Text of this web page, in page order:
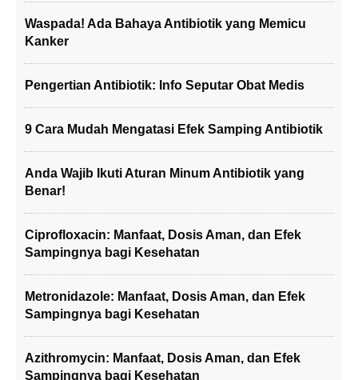
Waspada! Ada Bahaya Antibiotik yang Memicu
Kanker
Pengertian Antibiotik: Info Seputar Obat Medis
9 Cara Mudah Mengatasi Efek Samping Antibiotik
Anda Wajib Ikuti Aturan Minum Antibiotik yang
Benar!
Ciprofloxacin: Manfaat, Dosis Aman, dan Efek
Sampingnya bagi Kesehatan
Metronidazole: Manfaat, Dosis Aman, dan Efek
Sampingnya bagi Kesehatan
Azithromycin: Manfaat, Dosis Aman, dan Efek
Sampingnya bagi Kesehatan